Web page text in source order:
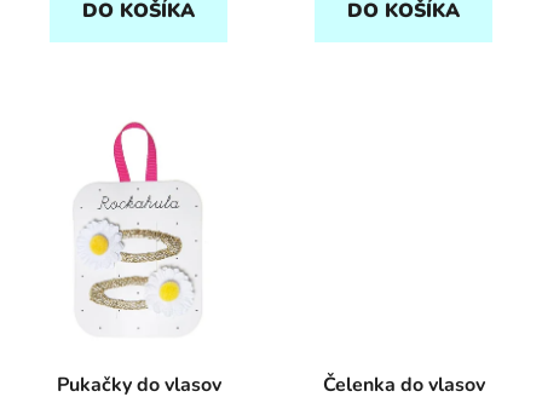
DO KOŠÍKA DO KOŠÍKA
Pukačky do vlasov Čelenka do vlasov